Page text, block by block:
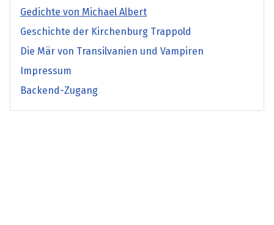
Gedichte von Michael Albert
Geschichte der Kirchenburg Trappold
Die Mär von Transilvanien und Vampiren
Impressum
Backend-Zugang